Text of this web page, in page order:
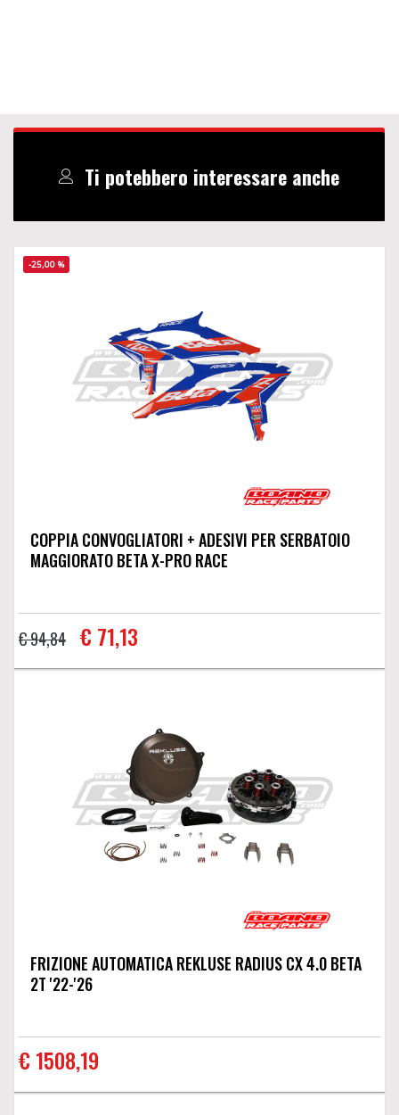
Ti potebbero interessare anche
-25,00 %
COPPIA CONVOGLIATORI + ADESIVI PER SERBATOIO
MAGGIORATO BETA X-PRO RACE
€ 94,84 € 71,13
FRIZIONE AUTOMATICA REKLUSE RADIUS CX 4.0 BETA
2T '22-'26
€ 1508,19